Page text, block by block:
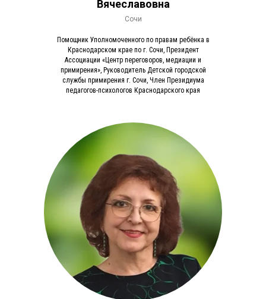
Вячеславовна
Сочи
Помощник Уполномоченного по правам ребёнка в
Краснодарском крае по г. Сочи, Президент
Ассоциации «Центр переговоров, медиации и
примирения», Руководитель Детской городской
службы примирения г. Сочи, Член Президиума
педагогов-психологов Краснодарского края